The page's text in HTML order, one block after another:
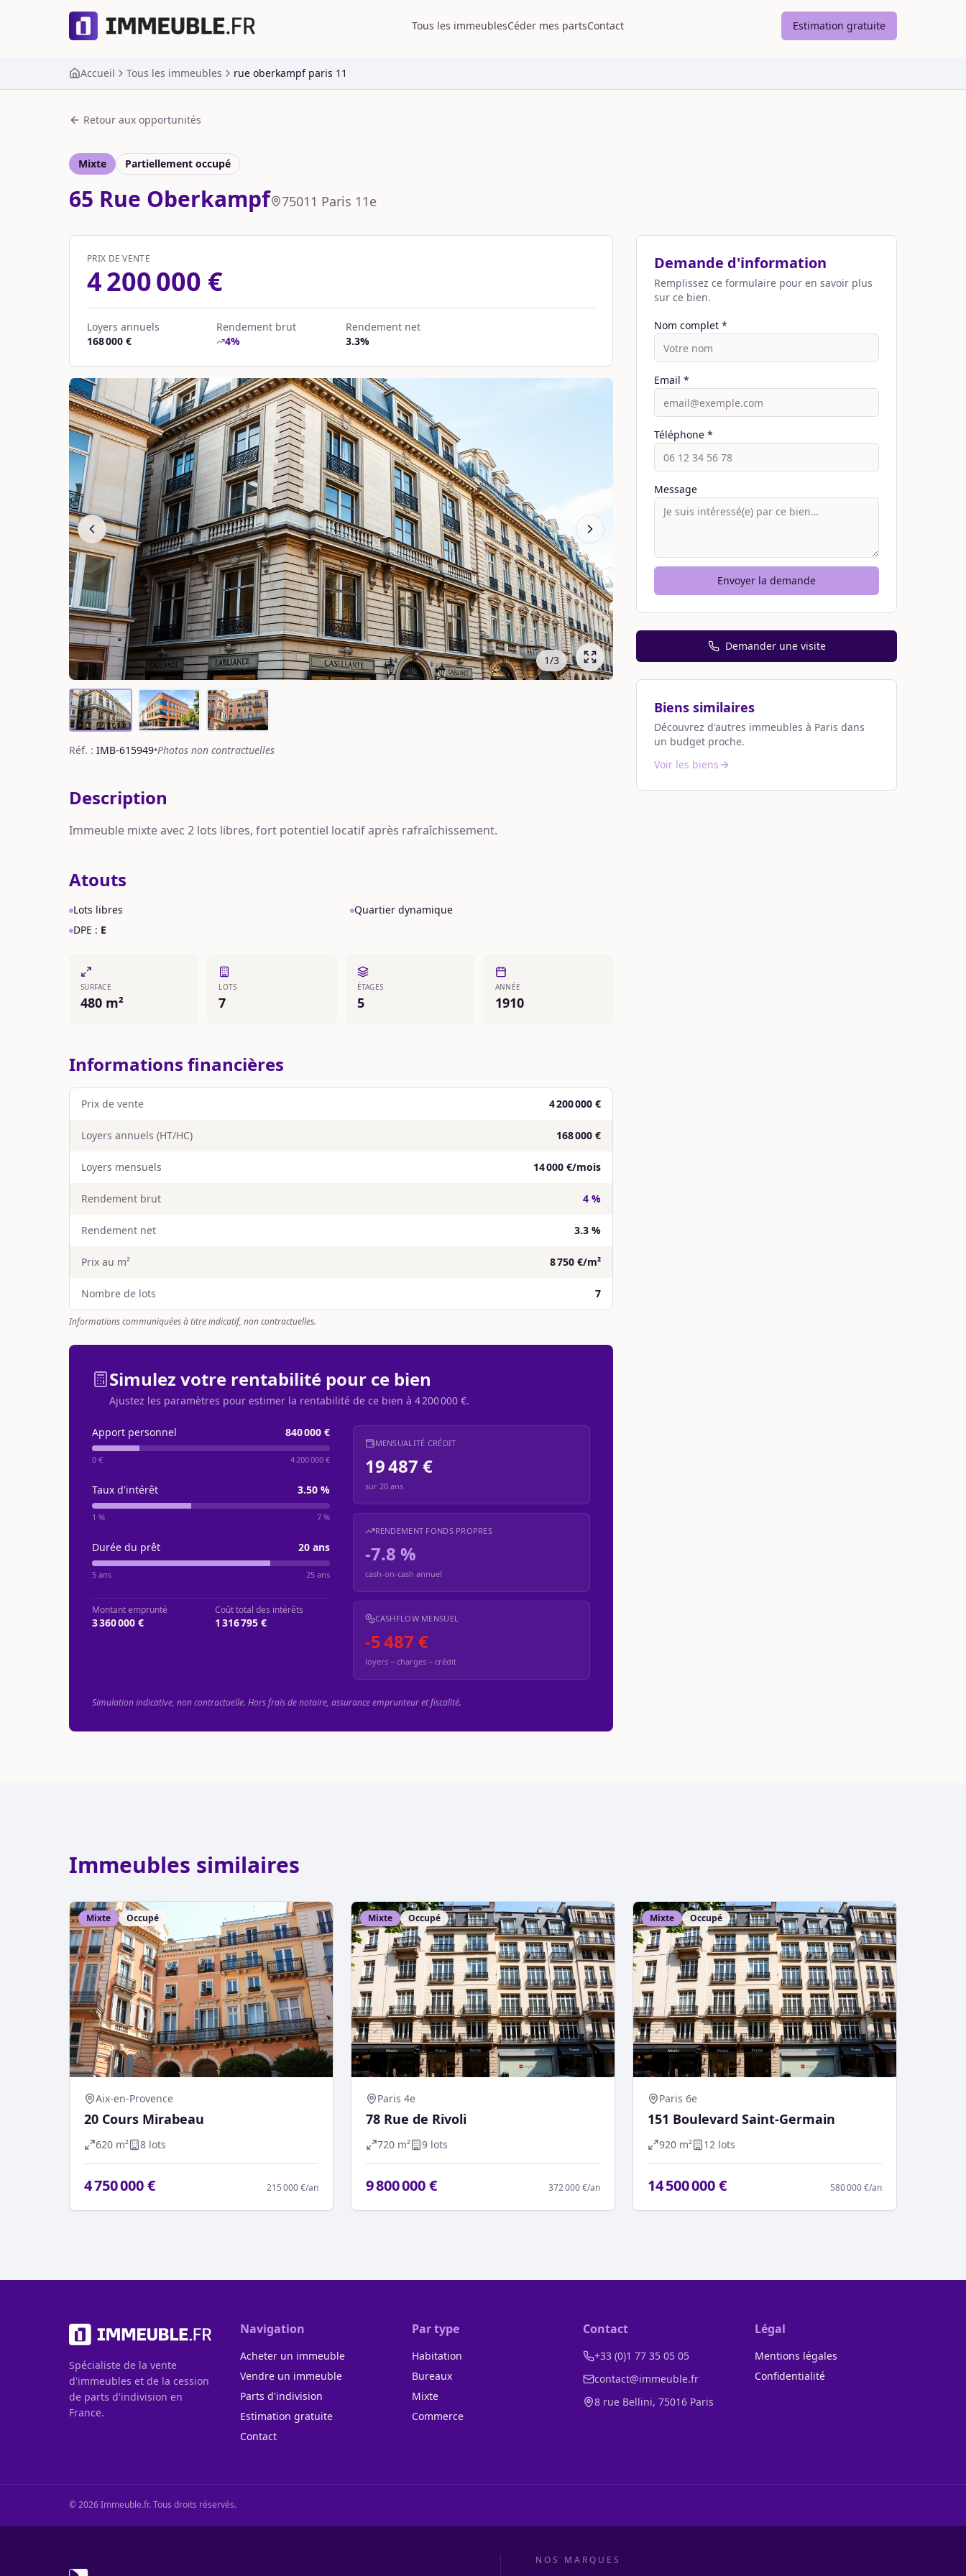
Tous les immeublesCéder mes partsContact Estimation gratuite
Accueil Tous les immeubles rue oberkampf paris 11
Retour aux opportunités
Mixte Partiellement occupé
65 Rue Oberkampf 75011 Paris 11e
PRIX DE VENTE
4 200 000 €
Loyers annuels
168 000 €
Rendement brut
4%
Rendement net
3.3%
1/3
Réf. : IMB-615949•Photos non contractuelles
Description
Immeuble mixte avec 2 lots libres, fort potentiel locatif après rafraîchissement.
Atouts
Lots libres
Quartier dynamique
DPE : E
SURFACE
480 m²
LOTS
7
ÉTAGES
5
ANNÉE
1910
Informations financières
Prix de vente 4 200 000 €
Loyers annuels (HT/HC) 168 000 €
Loyers mensuels 14 000 €/mois
Rendement brut 4 %
Rendement net 3.3 %
Prix au m² 8 750 €/m²
Nombre de lots 7
Informations communiquées à titre indicatif, non contractuelles.
Simulez votre rentabilité pour ce bien
Ajustez les paramètres pour estimer la rentabilité de ce bien à 4 200 000 €.
Apport personnel 840 000 €
0 € 4 200 000 €
Taux d'intérêt 3.50%
1 % 7 %
Durée du prêt 20ans
5 ans 25 ans
Montant emprunté
3 360 000 €
Coût total des intérêts
1 316 795 €
MENSUALITÉ CRÉDIT
19 487 €
sur 20ans
RENDEMENT FONDS PROPRES
-7.8 %
cash-on-cash annuel
CASHFLOW MENSUEL
-5 487 €
loyers − charges − crédit
Simulation indicative, non contractuelle. Hors frais de notaire, assurance emprunteur et fiscalité.
Demande d'information
Remplissez ce formulaire pour en savoir plus
sur ce bien.
Nom complet *
Email *
Téléphone *
Message
Envoyer la demande
Demander une visite
Biens similaires
Découvrez d'autres immeubles à Paris dans
un budget proche.
Voir les biens
Immeubles similaires
Mixte Occupé
Aix-en-Provence
20 Cours Mirabeau
620 m² 8 lots
4 750 000 € 215 000 €/an
Mixte Occupé
Paris 4e
78 Rue de Rivoli
720 m² 9 lots
9 800 000 € 372 000 €/an
Mixte Occupé
Paris 6e
151 Boulevard Saint-Germain
920 m² 12 lots
14 500 000 € 580 000 €/an
Spécialiste de la vente
d'immeubles et de la cession
de parts d'indivision en
France.
Navigation
Acheter un immeuble
Vendre un immeuble
Parts d'indivision
Estimation gratuite
Contact
Par type
Habitation
Bureaux
Mixte
Commerce
Contact
+33 (0)1 77 35 05 05
contact@immeuble.fr
8 rue Bellini, 75016 Paris
Légal
Mentions légales
Confidentialité
©2026Immeuble.fr. Tous droits réservés.
NOS MARQUES